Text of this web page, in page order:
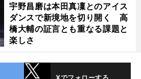
宇野昌磨は本田真凜とのアイス
ダンスで新境地を切り開く 高
橋大輔の証言とも重なる課題と
楽しさ